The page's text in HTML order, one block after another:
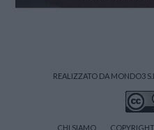
REALIZZATO DA MONDO3
CHI SIAMO COPYRIGHT